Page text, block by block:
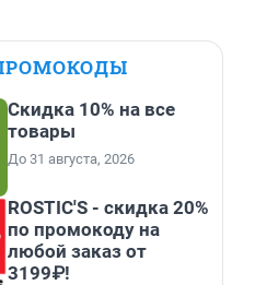
Скидка 10% на все
товары
До 31 августа, 2026
ROSTIC'S - скидка 20%
по промокоду на
любой заказ от
3199₽!